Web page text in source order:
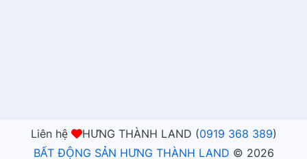
Liên hệ HƯNG THÀNH LAND (0919 368 389)
BẤT ĐỘNG SẢN HƯNG THÀNH LAND © 2026